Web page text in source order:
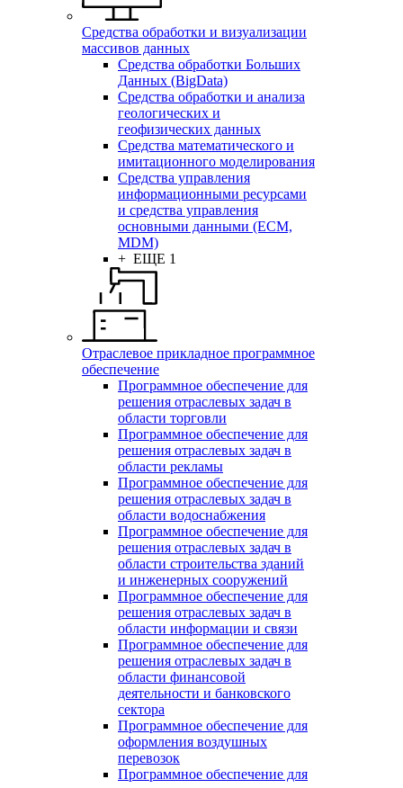
Средства обработки и визуализации
массивов данных
Средства обработки Больших
Данных (BigData)
Средства обработки и анализа
геологических и
геофизических данных
Средства математического и
имитационного моделирования
Средства управления
информационными ресурсами
и средства управления
основными данными (ECM,
MDM)
+ ЕЩЕ 1
Отраслевое прикладное программное
обеспечение
Программное обеспечение для
решения отраслевых задач в
области торговли
Программное обеспечение для
решения отраслевых задач в
области рекламы
Программное обеспечение для
решения отраслевых задач в
области водоснабжения
Программное обеспечение для
решения отраслевых задач в
области строительства зданий
и инженерных сооружений
Программное обеспечение для
решения отраслевых задач в
области информации и связи
Программное обеспечение для
решения отраслевых задач в
области финансовой
деятельности и банковского
сектора
Программное обеспечение для
оформления воздушных
перевозок
Программное обеспечение для